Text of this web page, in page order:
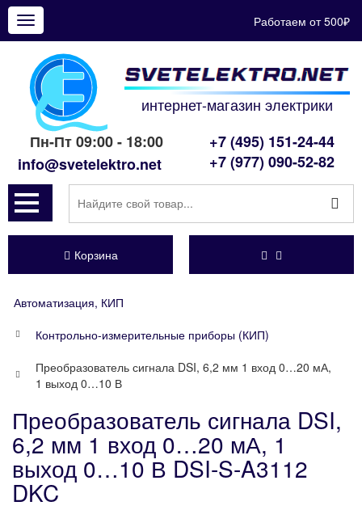
Показать
меню
Работаем от 500₽
интернет-магазин электрики
Пн-Пт 09:00 - 18:00
info@svetelektro.net
+7 (495) 151-24-44
+7 (977) 090-52-82
Корзина
Автоматизация, КИП
Контрольно-измерительные приборы (КИП)
Преобразователь сигнала DSI, 6,2 мм 1 вход 0…20 мА,
1 выход 0…10 В
Преобразователь сигнала DSI,
6,2 мм 1 вход 0…20 мА, 1
выход 0…10 В DSI-S-A3112
DKC